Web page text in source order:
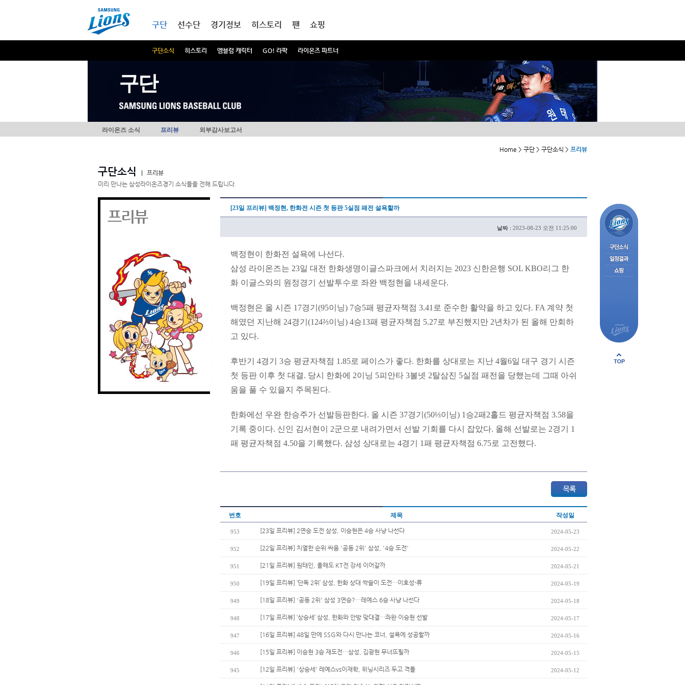
구단
구단소식 히스토리 엠블럼 캐릭터 GO! 라팍 라이온즈 파트너
선수단 경기정보 히스토리 팬 쇼핑
구단
라이온즈 소식 프리뷰 외부감사보고서
Home > 구단 > 구단소식 > 프리뷰
구단소식
프리뷰
미리 만나는 삼성라이온즈경기 소식들을 전해 드립니다.
프리뷰 [23일 프리뷰] 백정현, 한화전 시즌 첫 등판 5실점 패전 설욕할까
날짜 : 2023-08-23 오전 11:25:00
백정현이 한화전 설욕에 나선다.
삼성 라이온즈는 23일 대전 한화생명이글스파크에서 치러지는 2023 신한은행 SOL KBO리그 한
화 이글스와의 원정경기 선발투수로 좌완 백정현을 내세운다.
백정현은 올 시즌 17경기(95이닝) 7승5패 평균자책점 3.41로 준수한 활약을 하고 있다. FA 계약 첫
해였던 지난해 24경기(124⅔이닝) 4승13패 평균자책점 5.27로 부진했지만 2년차가 된 올해 만회하
고 있다.
후반기 4경기 3승 평균자책점 1.85로 페이스가 좋다. 한화를 상대로는 지난 4월6일 대구 경기 시즌
첫 등판 이후 첫 대결. 당시 한화에 2이닝 5피안타 3볼넷 2탈삼진 5실점 패전을 당했는데 그때 아쉬
움을 풀 수 있을지 주목된다.
한화에선 우완 한승주가 선발등판한다. 올 시즌 37경기(50⅓이닝) 1승2패2홀드 평균자책점 3.58을
기록 중이다. 신인 김서현이 2군으로 내려가면서 선발 기회를 다시 잡았다. 올해 선발로는 2경기 1
패 평균자책점 4.50을 기록했다. 삼성 상대로는 4경기 1패 평균자책점 6.75로 고전했다.
번호 제목 작성일
953 [23일 프리뷰] 2연승 도전 삼성, 이승현은 4승 사냥 나선다 2024-05-23
952 [22일 프리뷰] 치열한 순위 싸움 '공동 2위' 삼성, '4승 도전' 2024-05-22
951 [21일 프리뷰] 원태인, 올해도 KT전 강세 이어갈까 2024-05-21
950 [19일 프리뷰] ‘단독 2위’ 삼성, 한화 상대 싹쓸이 도전…이호성-류 2024-05-19
949 [18일 프리뷰] '공동 2위' 삼성 3연승?…레예스 6승 사냥 나선다 2024-05-18
948 [17일 프리뷰] ‘상승세’ 삼성, 한화와 안방 맞대결…좌완 이승현 선발 2024-05-17
947 [16일 프리뷰] 48일 만에 SSG와 다시 만나는 코너, 설욕에 성공할까 2024-05-16
946 [15일 프리뷰] 이승현 3승 재도전…삼성, 김광현 무너뜨릴까 2024-05-15
945 [12일 프리뷰] '상승세' 레예스vs이재학, 위닝시리즈 두고 격돌 2024-05-12